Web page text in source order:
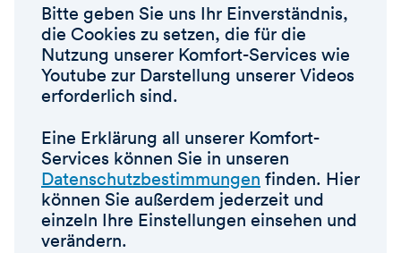
Bitte geben Sie uns Ihr Einverständnis,
die Cookies zu setzen, die für die
Nutzung unserer Komfort-Services wie
Youtube zur Darstellung unserer Videos
erforderlich sind.
Eine Erklärung all unserer Komfort-
Services können Sie in unseren
Datenschutzbestimmungen finden. Hier
können Sie außerdem jederzeit und
einzeln Ihre Einstellungen einsehen und
verändern.